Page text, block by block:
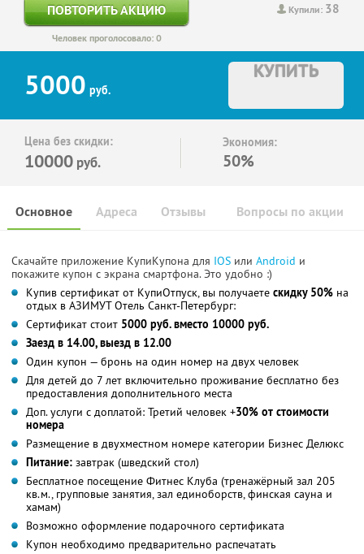
Купили: 38
ПОВТОРИТЬ АКЦИЮ
Человек проголосовало: 0
5000 руб.
КУПИТЬ
Цена без скидки:
10000 руб.
Экономия:
50%
Основное Отзывы Вопросы по акции
Адреса
Скачайте приложение КупиКупона для IOS или Android и
покажите купон с экрана смартфона. Это удобно :)
Купив сертификат от КупиОтпуск, вы получаете скидку 50% на
отдых в АЗИМУТ Отель Санкт-Петербург:
Сертификат стоит 5000 руб. вместо 10000 руб.
Заезд в 14.00, выезд в 12.00
Один купон — бронь на один номер на двух человек
Для детей до 7 лет включительно проживание бесплатно без
предоставления дополнительного места
Доп. услуги с доплатой: Третий человек +30% от стоимости
номера
Размещение в двухместном номере категории Бизнес Делюкс
Питание: завтрак (шведский стол)
Бесплатное посещение Фитнес Клуба (тренажёрный зал 205
кв.м., групповые занятия, зал единоборств, финская сауна и
хамам)
Возможно оформление подарочного сертификата
Купон необходимо предварительно распечатать